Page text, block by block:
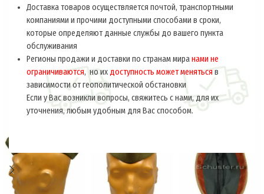
Доставка товаров осуществляется почтой, транспортными
компаниями и прочими доступными способами в сроки,
которые определяют данные службы до вашего пункта
обслуживания
Регионы продажи и доставки по странам миранами не
ограничиваются, но их доступность может меняться в
зависимости от геополитической обстановки
Если у Вас возникли вопросы, свяжитесь с нами, для их
уточнения, любым удобным для Вас способом.